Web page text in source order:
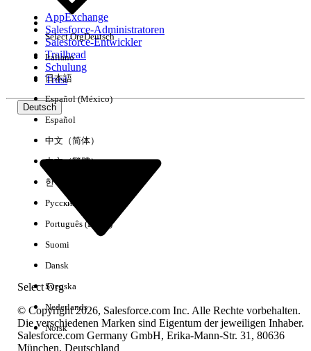
AppExchange
Salesforce-Administratoren
Salesforce-Entwickler
Trailhead
Schulung
Trust
Deutsch
Select Org
Select OrgDeutsch
Italiano
日本語
Español (México)
Español
中文（简体）
中文（繁體）
한국어
Русский
Português (Brasil)
Suomi
Dansk
Svenska
Nederlands
Norsk
© Copyright 2026, Salesforce.com Inc. Alle Rechte vorbehalten.
Die verschiedenen Marken sind Eigentum der jeweiligen Inhaber.
Salesforce.com Germany GmbH, Erika-Mann-Str. 31, 80636
München, Deutschland